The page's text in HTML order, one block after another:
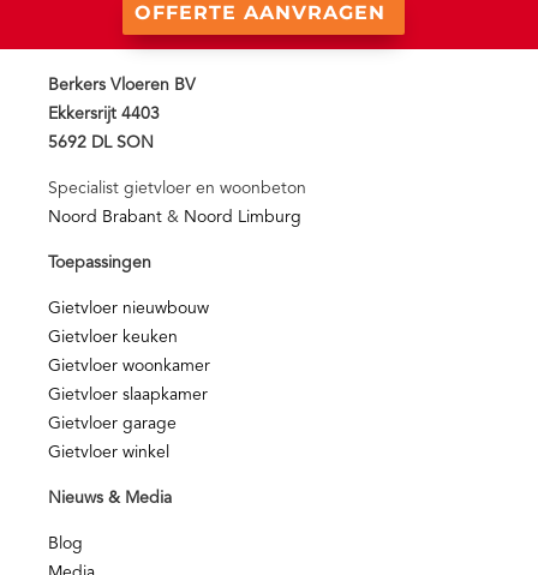
OFFERTE AANVRAGEN
Berkers Vloeren BV
Ekkersrijt 4403
5692 DL SON
Specialist gietvloer en woonbeton
Noord Brabant & Noord Limburg
Toepassingen
Gietvloer nieuwbouw
Gietvloer keuken
Gietvloer woonkamer
Gietvloer slaapkamer
Gietvloer garage
Gietvloer winkel
Nieuws & Media
Blog